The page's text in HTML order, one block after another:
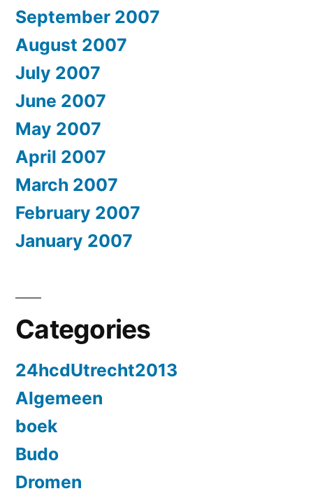
September 2007
August 2007
July 2007
June 2007
May 2007
April 2007
March 2007
February 2007
January 2007
Categories
24hcdUtrecht2013
Algemeen
boek
Budo
Dromen